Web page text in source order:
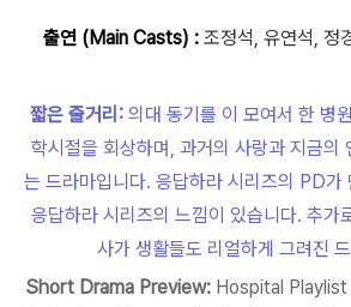
출연 (Main Casts) : 조정석, 유연석, 정
짧은 줄거리: 의대 동기를 이 모여서 한 병
학시절을 회상하며, 과거의 사랑과 지금의
는 드라마입니다. 응답하라 시리즈의 PD가
응답하라 시리즈의 느낌이 있습니다. 추가
사가 생활들도 리얼하게 그려진
Short Drama Preview:Hospital Playlist